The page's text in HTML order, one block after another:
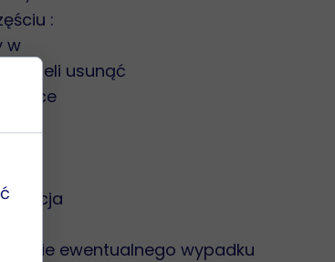
:
w
usunąć
nie
też
razie ewentualnego wypadku